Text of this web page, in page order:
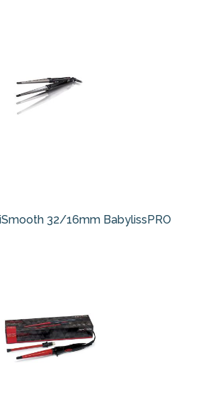
32/16mm BabylissPRO